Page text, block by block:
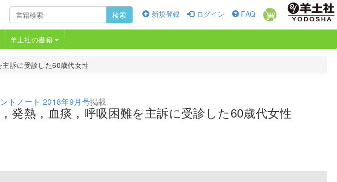
新規登録 ログイン FAQ
検索
羊土社の書籍
訴に受診した60歳代女性
トノート 2018年9月号掲載
発熱，血痰，呼吸困難を主訴に受診した60歳代女性